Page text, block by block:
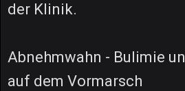
der Klinik.
Abnehmwahn - Bulimie
auf dem Vormarsch